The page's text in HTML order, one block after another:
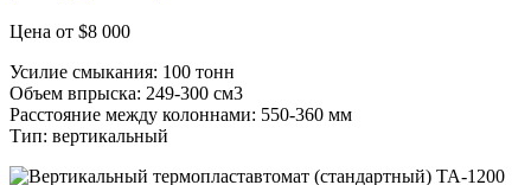
Цена от $8 000
Усилие смыкания: 100 тонн
Объем впрыска: 249-300 см3
Расстояние между колоннами: 550-360 мм
Тип: вертикальный